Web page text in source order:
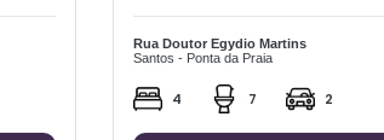
Rua Doutor Egydio Martins
Santos - Ponta da Praia
4 7 2